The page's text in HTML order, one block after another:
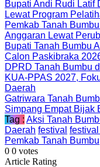
Bupati Andi Rudi Latif
Lewat Program
Pemkab Tanah
Anggaran Lewat
Bupati Tanah Bumbu
Calon Paskibraka
DPRD Tanah Bumbu
KUA-PPAS 2027,
Daerah
Gatriwara Tanah
Simpang Empat Bijak
Tag : Aksi Tanah
Daerah festival
Pemkab Tanah Bumbu
0 0 votes
Article Rating